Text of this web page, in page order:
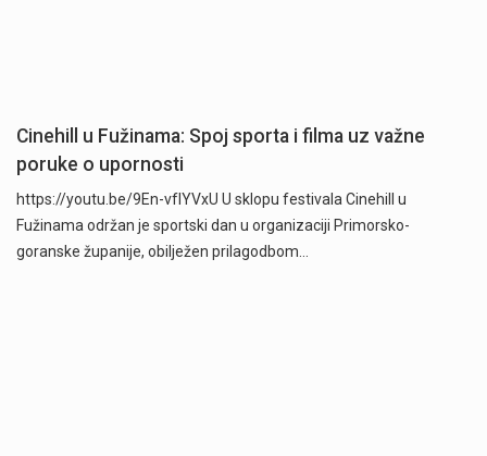
Cinehill u Fužinama: Spoj sporta i filma uz važne
poruke o upornosti
https://youtu.be/9En-vfIYVxU U sklopu festivala Cinehill u
Fužinama održan je sportski dan u organizaciji Primorsko-
goranske županije, obilježen prilagodbom…